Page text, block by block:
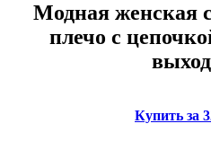
Модная женская
плечо с
Купить за